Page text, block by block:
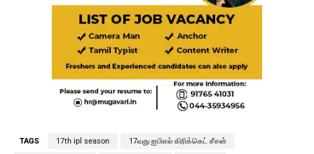
TAGS 17th ipl season 17வது ஐபிஎல் கிரிக்கெட் சீசன்